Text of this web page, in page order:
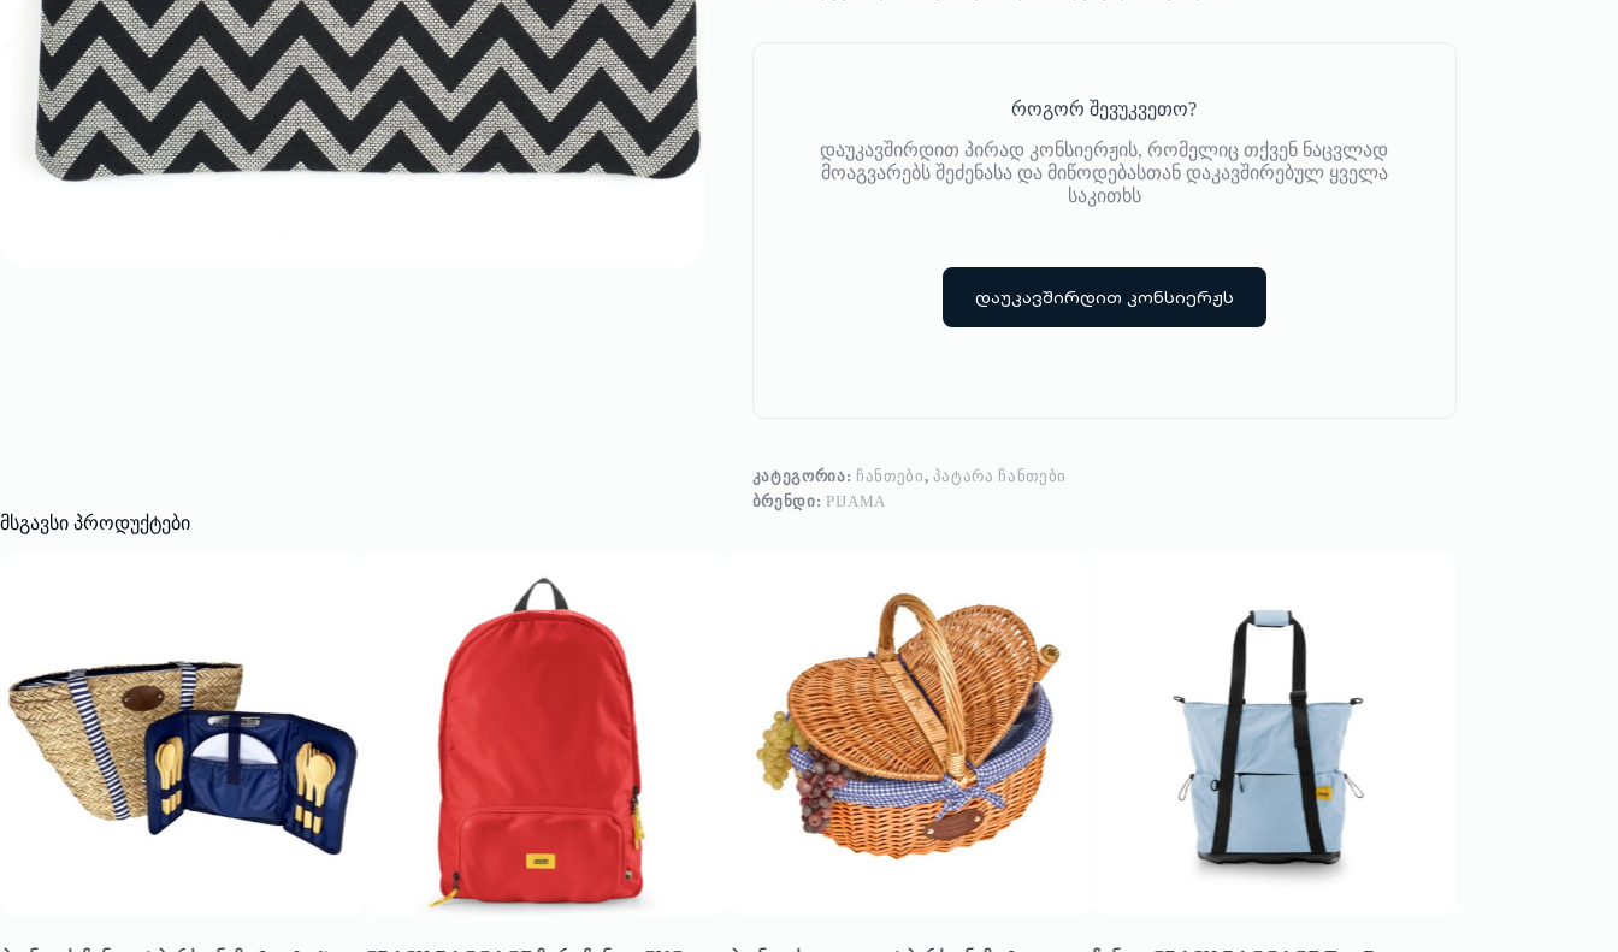
როგორ შევუკვეთო?
დაუკავშირდით პირად კონსიერჟის, რომელიც თქვენ ნაცვლად
მოაგვარებს შეძენასა და მიწოდებასთან დაკავშირებულ ყველა
საკითხს
დაუკავშირდით კონსიერჟს
ᲙᲐᲢᲔᲒᲝᲠᲘᲐ: ᲩᲐᲜᲗᲔᲑᲘ, ᲞᲐᲢᲐᲠᲐ ᲩᲐᲜᲗᲔᲑᲘ
ᲑᲠᲔᲜᲓᲘ: PIJAMA
მსგავსი პროდუქტები